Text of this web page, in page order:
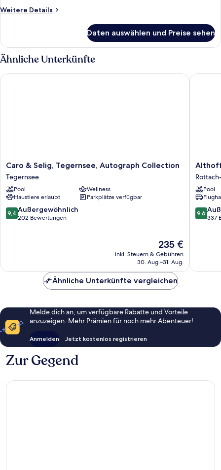
Weitere Details
Weitere
Suite
Daten auswählen und Preise sehen
Ähnliche Unterkünfte
Caro
&
Selig,
Tegernsee,
Autograph
Collection
Tegernsee
Caro & Selig, Tegernsee, Autograph Collection
Tegernsee
Pool
Wellness
Haustiere erlaubt
Parkplätze verfügbar
9.4
von
9,4 Außergewöhnlich
202 Bewertungen
Der
Preis
beträgt
235 €
inkl. Steuern & Gebühren
30. Aug.–31. Aug.
Caro & Selig, Tegernsee, Autograph Collection
Althoff
Rottach-
Egern
Pool
9.6
von
9,6
337
Althoff
Ähnliche Unterkünfte vergleichen
Melde dich an, um verfügbare Rabatte und Vorteile
anzuzeigen. Mehr Prämien für noch mehr Abenteuer!
Anmelden Jetzt kostenlos registrieren
Zur Gegend